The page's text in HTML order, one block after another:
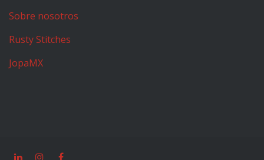
Sobre nosotros
Rusty Stitches
JopaMX